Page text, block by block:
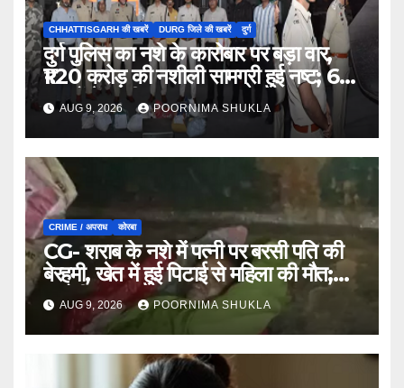
CHHATTISGARH की खबरें DURG जिले की खबरें दुर्ग
दुर्ग पुलिस का नशे के कारोबार पर बड़ा वार,
₹1.20 करोड़ की नशीली सामग्री हुई नष्ट; 66
मामलों में जब्ती…
AUG 9, 2026 POORNIMA SHUKLA
CRIME / अपराध कोरबा
CG- शराब के नशे में पत्नी पर बरसी पति की
बेरहमी, खेत में हुई पिटाई से महिला की मौत;
आरोपी फरार…
AUG 9, 2026 POORNIMA SHUKLA